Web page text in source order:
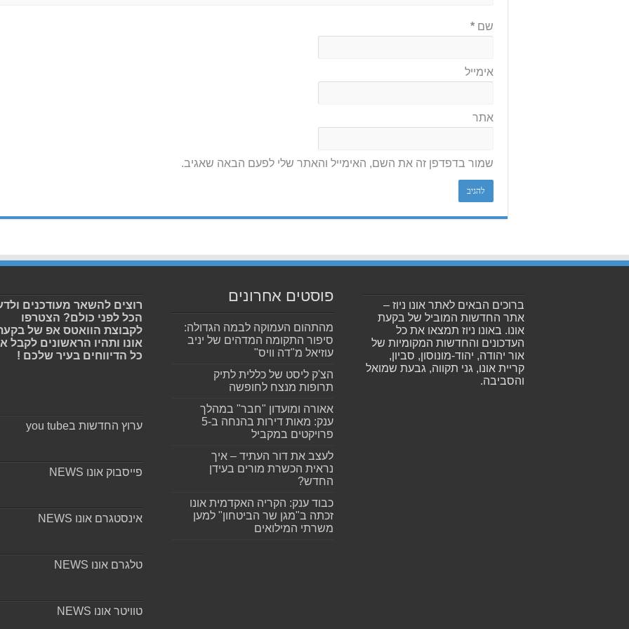
שם*
אימייל
אתר
שמור בדפדפן זה את השם, האימייל והאתר שלי לפעם הבאה שאגיב.
ברוכים הבאים לאתר אונו ניוז –
אתר החדשות המוביל של בקעת
אונו. באונו ניוז תמצאו את כל
העדכונים והחדשות המקומיות של
אור יהודה, יהוד-מונוסון, סביון,
קריית אונו, גני תקווה, גבעת שמואל
והסביבה.
פוסטים אחרונים
מהתהום העמוקה לבמה הגדולה:
סיפור התקומה המדהים של יניב
עוזיאל מ"דה וויס"
הצ'ק ליסט של כללית לתיק
תרופות מנצח לחופשה
אאורה ומועדון "חבר" במהלך
ענק: מאות דירות בהנחה ב-5
פרויקטים במקביל
לעצב את דור העתיד – איך
נראית הכשרת מורים בעידן
החדש?
כבוד ענק: הקריה האקדמית אונו
זכתה ב"מגן שר הביטחון" למען
משרתי המילואים
רוצים להשאר מעודכנים
הכל לפני כולם? הצטרפו
לקבוצת הוואטס אפ של
אונו ותהיו הראשונים לקבל
כל הדיווחים בעיר שלכם !
ערוץ החדשות בyou tube
פייסבוק אונו NEWS
אינסטגרם אונו NEWS
טלגרם אונו NEWS
טוויטר אונו NEWS